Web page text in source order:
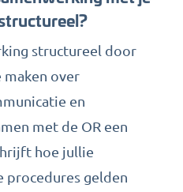
structureel door
over
en
met de OR een
hoe jullie
procedures gelden